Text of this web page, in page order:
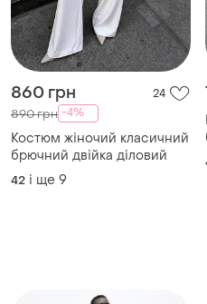
860 грн 24
890 грн -4%
Костюм жіночий класичний
брючний двійка діловий
42 і ще 9